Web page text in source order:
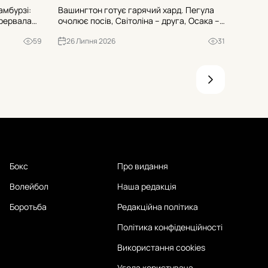
59
Вашингтон готує гарячий хард. Пегула
очолює посів, Світоліна – друга, Осака –
повернення Вінус, старт Фернандес
26 Липня 2026 31
Бокс
Волейбол
Боротьба
Про видання
Наша редакція
Редакційна політика
Політика конфіденційності
Використання cookies